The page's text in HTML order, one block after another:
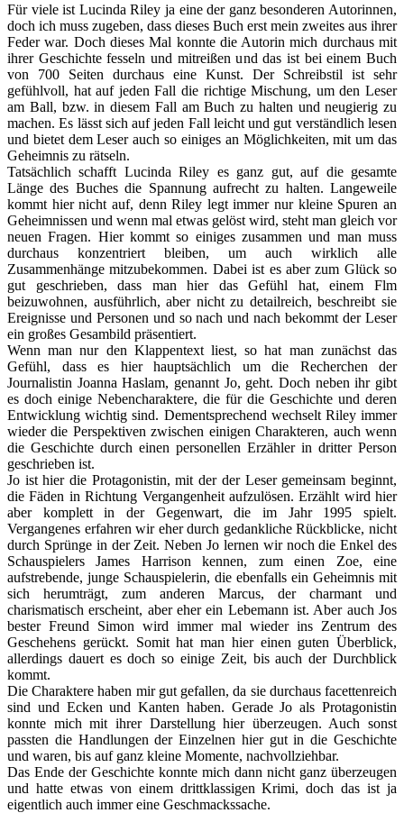
Für viele ist Lucinda Riley ja eine der ganz besonderen Autorinnen,
doch ich muss zugeben, dass dieses Buch erst mein zweites aus ihrer
Feder war. Doch dieses Mal konnte die Autorin mich durchaus mit
ihrer Geschichte fesseln und mitreißen und das ist bei einem Buch
von 700 Seiten durchaus eine Kunst. Der Schreibstil ist sehr
gefühlvoll, hat auf jeden Fall die richtige Mischung, um den Leser
am Ball, bzw. in diesem Fall am Buch zu halten und neugierig zu
machen. Es lässt sich auf jeden Fall leicht und gut verständlich lesen
und bietet dem Leser auch so einiges an Möglichkeiten, mit um das
Geheimnis zu rätseln.
Tatsächlich schafft Lucinda Riley es ganz gut, auf die gesamte
Länge des Buches die Spannung aufrecht zu halten. Langeweile
kommt hier nicht auf, denn Riley legt immer nur kleine Spuren an
Geheimnissen und wenn mal etwas gelöst wird, steht man gleich vor
neuen Fragen. Hier kommt so einiges zusammen und man muss
durchaus konzentriert bleiben, um auch wirklich alle
Zusammenhänge mitzubekommen. Dabei ist es aber zum Glück so
gut geschrieben, dass man hier das Gefühl hat, einem Flm
beizuwohnen, ausführlich, aber nicht zu detailreich, beschreibt sie
Ereignisse und Personen und so nach und nach bekommt der Leser
ein großes Gesambild präsentiert.
Wenn man nur den Klappentext liest, so hat man zunächst das
Gefühl, dass es hier hauptsächlich um die Recherchen der
Journalistin Joanna Haslam, genannt Jo, geht. Doch neben ihr gibt
es doch einige Nebencharaktere, die für die Geschichte und deren
Entwicklung wichtig sind. Dementsprechend wechselt Riley immer
wieder die Perspektiven zwischen einigen Charakteren, auch wenn
die Geschichte durch einen personellen Erzähler in dritter Person
geschrieben ist.
Jo ist hier die Protagonistin, mit der der Leser gemeinsam beginnt,
die Fäden in Richtung Vergangenheit aufzulösen. Erzählt wird hier
aber komplett in der Gegenwart, die im Jahr 1995 spielt.
Vergangenes erfahren wir eher durch gedankliche Rückblicke, nicht
durch Sprünge in der Zeit. Neben Jo lernen wir noch die Enkel des
Schauspielers James Harrison kennen, zum einen Zoe, eine
aufstrebende, junge Schauspielerin, die ebenfalls ein Geheimnis mit
sich herumträgt, zum anderen Marcus, der charmant und
charismatisch erscheint, aber eher ein Lebemann ist. Aber auch Jos
bester Freund Simon wird immer mal wieder ins Zentrum des
Geschehens gerückt. Somit hat man hier einen guten Überblick,
allerdings dauert es doch so einige Zeit, bis auch der Durchblick
kommt.
Die Charaktere haben mir gut gefallen, da sie durchaus facettenreich
sind und Ecken und Kanten haben. Gerade Jo als Protagonistin
konnte mich mit ihrer Darstellung hier überzeugen. Auch sonst
passten die Handlungen der Einzelnen hier gut in die Geschichte
und waren, bis auf ganz kleine Momente, nachvollziehbar.
Das Ende der Geschichte konnte mich dann nicht ganz überzeugen
und hatte etwas von einem drittklassigen Krimi, doch das ist ja
eigentlich auch immer eine Geschmackssache.